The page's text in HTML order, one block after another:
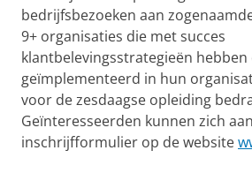
bedrijfsbezoeken aan
9+ organisaties die met succes
klantbelevingsstrategieën
geïmplementeerd in hun
voor de zesdaagse opleiding
Geïnteresseerden kunnen zich
inschrijfformulier op de website